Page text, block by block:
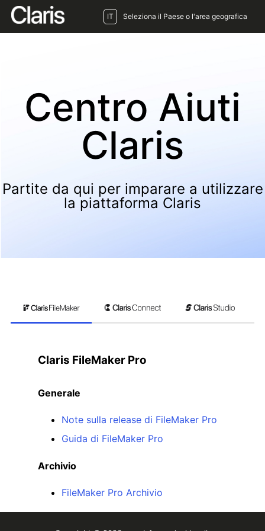
Centro Aiuti
Claris
Partite da qui per imparare a utilizzare
la piattaforma Claris
Claris FileMaker Pro
Generale
Note sulla release di FileMaker Pro
Guida di FileMaker Pro
Archivio
FileMaker Pro Archivio
IT Seleziona il Paese o l'area geografica